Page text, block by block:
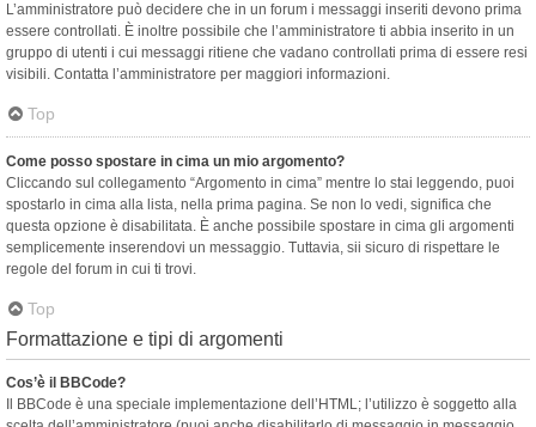
L’amministratore può decidere che in un forum i messaggi inseriti devono prima
essere controllati. È inoltre possibile che l’amministratore ti abbia inserito in un
gruppo di utenti i cui messaggi ritiene che vadano controllati prima di essere resi
visibili. Contatta l’amministratore per maggiori informazioni.
Top
Come posso spostare in cima un mio argomento?
Cliccando sul collegamento “Argomento in cima” mentre lo stai leggendo, puoi
spostarlo in cima alla lista, nella prima pagina. Se non lo vedi, significa che
questa opzione è disabilitata. È anche possibile spostare in cima gli argomenti
semplicemente inserendovi un messaggio. Tuttavia, sii sicuro di rispettare le
regole del forum in cui ti trovi.
Top
Formattazione e tipi di argomenti
Cos’è il BBCode?
Il BBCode è una speciale implementazione dell’HTML; l’utilizzo è soggetto alla